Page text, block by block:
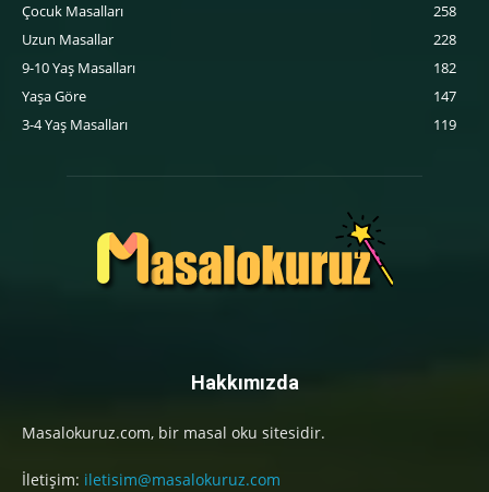
‍Çocuk Masalları
258
Uzun Masallar
228
9-10 Yaş Masalları
182
Yaşa Göre
147
3-4 Yaş Masalları
119
Hakkımızda
Masalokuruz.com, bir masal oku sitesidir.
İletişim: iletisim@masalokuruz.com